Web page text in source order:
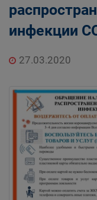
инфекции
27.03.2020